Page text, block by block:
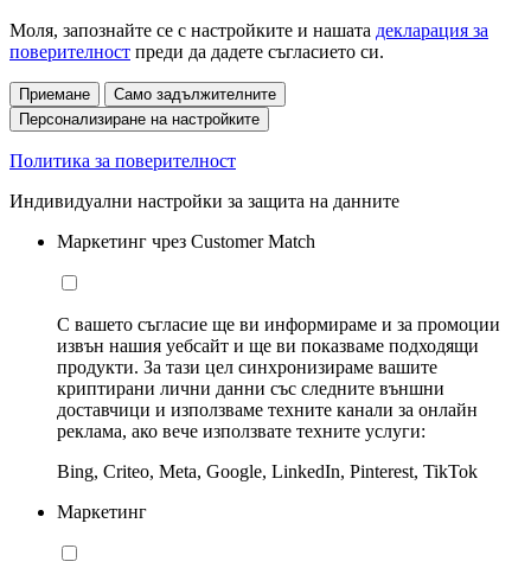
Моля, запознайте се с настройките и нашата декларация за
поверителност преди да дадете съгласието си.
Приемане
Само задължителните
Персонализиране на настройките
Политика за поверителност
Индивидуални настройки за защита на данните
Маркетинг чрез Customer Match
С вашето съгласие ще ви информираме и за промоции
извън нашия уебсайт и ще ви показваме подходящи
продукти. За тази цел синхронизираме вашите
криптирани лични данни със следните външни
доставчици и използваме техните канали за онлайн
реклама, ако вече използвате техните услуги:
Bing, Criteo, Meta, Google, LinkedIn, Pinterest, TikTok
Маркетинг